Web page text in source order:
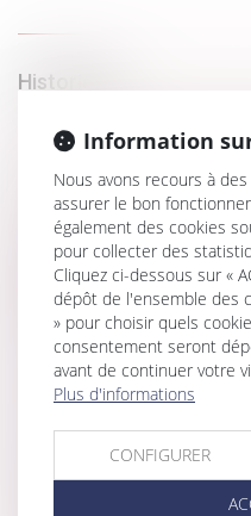
Historique
condamnées pour
Action syndicale en
collectif et individuel des
Obligations légales de
des acquéreurs et des
obligatoire en 2025
Les périodes non
ne sont plus indemnisées
Devoir conjugal et liberté
consentement dans le
Information
Nous avons recours à
assurer le bon
également des cookies
pour collecter des
Cliquez ci-dessous sur «
dépôt de l'ensemble des
» pour choisir quels
consentement seront
avant de continuer votre
Plus d'informations
CONFIGURER